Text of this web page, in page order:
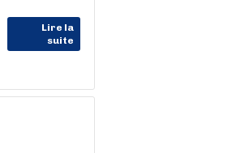
Lire la
suite